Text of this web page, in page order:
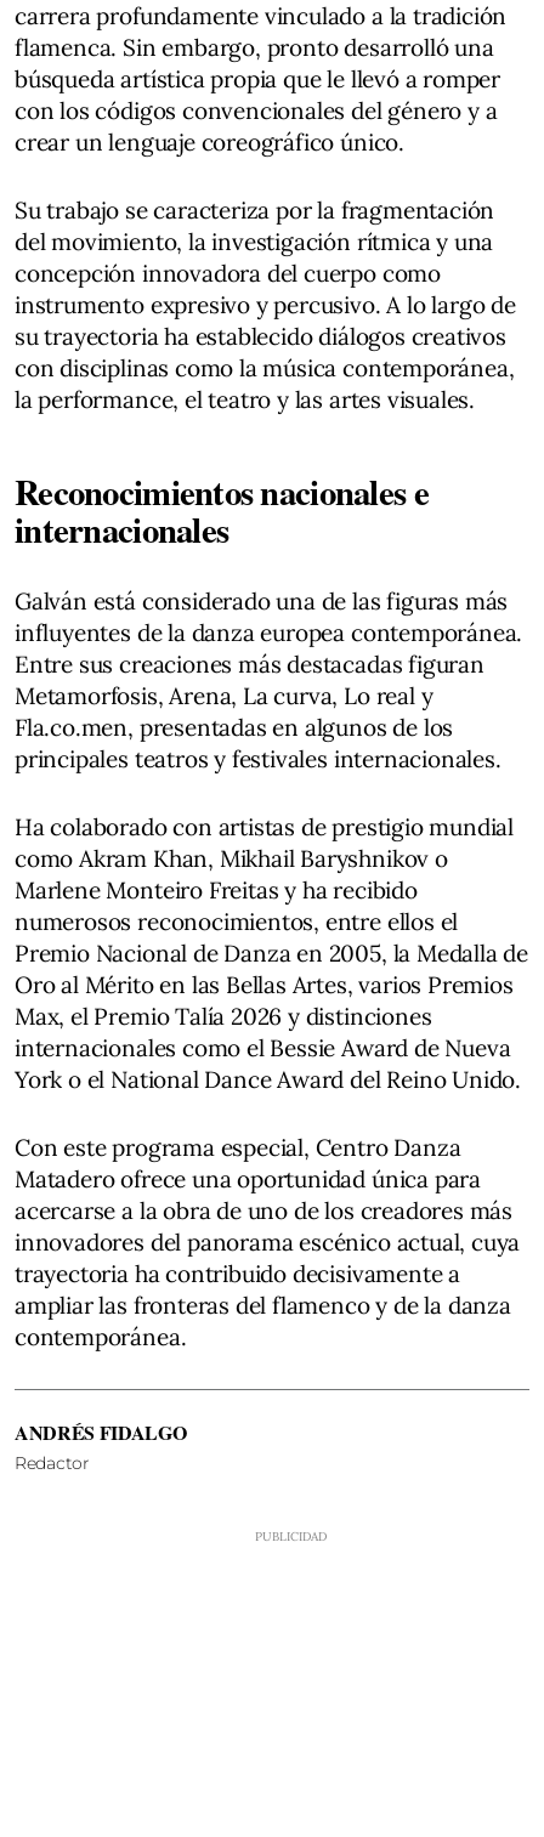
carrera profundamente vinculado a la tradición
flamenca. Sin embargo, pronto desarrolló una
búsqueda artística propia que le llevó a romper
con los códigos convencionales del género y a
crear un lenguaje coreográfico único.
Su trabajo se caracteriza por la fragmentación
del movimiento, la investigación rítmica y una
concepción innovadora del cuerpo como
instrumento expresivo y percusivo. A lo largo de
su trayectoria ha establecido diálogos creativos
con disciplinas como la música contemporánea,
la performance, el teatro y las artes visuales.
Reconocimientos nacionales e
internacionales
Galván está considerado una de las figuras más
influyentes de la danza europea contemporánea.
Entre sus creaciones más destacadas figuran
Metamorfosis, Arena, La curva, Lo real y
Fla.co.men, presentadas en algunos de los
principales teatros y festivales internacionales.
Ha colaborado con artistas de prestigio mundial
como Akram Khan, Mikhail Baryshnikov o
Marlene Monteiro Freitas y ha recibido
numerosos reconocimientos, entre ellos el
Premio Nacional de Danza en 2005, la Medalla de
Oro al Mérito en las Bellas Artes, varios Premios
Max, el Premio Talía 2026 y distinciones
internacionales como el Bessie Award de Nueva
York o el National Dance Award del Reino Unido.
Con este programa especial, Centro Danza
Matadero ofrece una oportunidad única para
acercarse a la obra de uno de los creadores más
innovadores del panorama escénico actual, cuya
trayectoria ha contribuido decisivamente a
ampliar las fronteras del flamenco y de la danza
contemporánea.
ANDRÉS FIDALGO
Redactor